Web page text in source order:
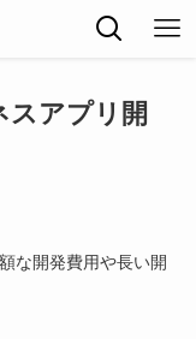
アプリ開
な開発費用や長い開